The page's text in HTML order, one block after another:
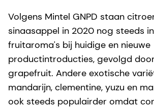
Volgens Mintel GNPD staan
sinaasappel in 2020 nog steeds
fruitaroma's bij huidige en nieuwe
productintroducties, gevolgd
grapefruit. Andere exotische
mandarijn, clementine, yuzu en
ook steeds populairder omdat